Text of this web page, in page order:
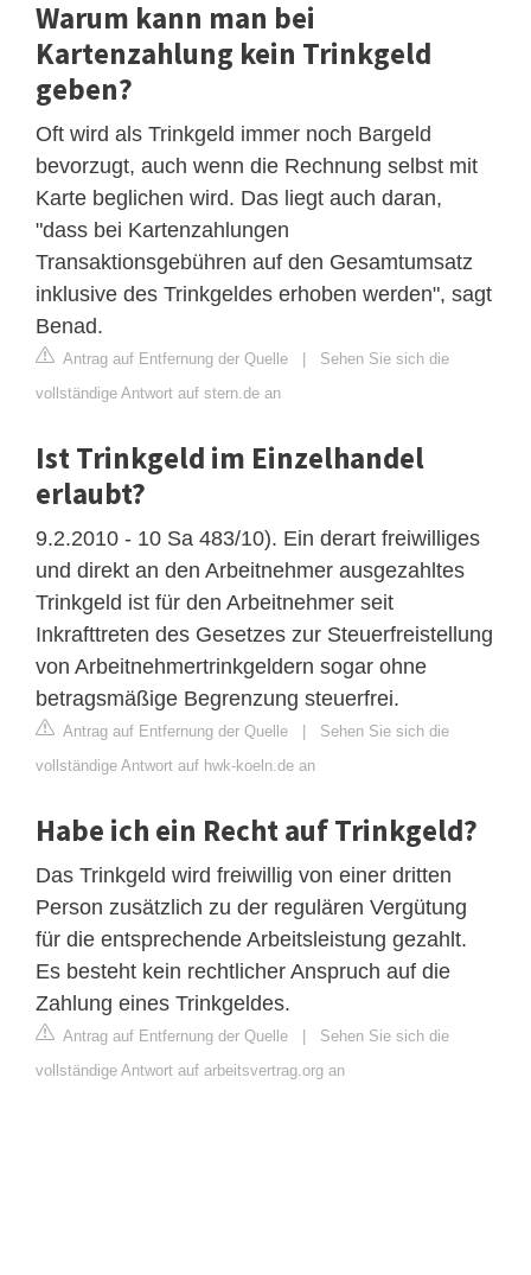
Warum kann man bei
Kartenzahlung kein Trinkgeld
geben?
Oft wird als Trinkgeld immer noch Bargeld
bevorzugt, auch wenn die Rechnung selbst mit
Karte beglichen wird. Das liegt auch daran,
"dass bei Kartenzahlungen
Transaktionsgebühren auf den Gesamtumsatz
inklusive des Trinkgeldes erhoben werden", sagt
Benad.
Antrag auf Entfernung der Quelle | Sehen Sie sich die
vollständige Antwort auf stern.de an
Ist Trinkgeld im Einzelhandel
erlaubt?
9.2.2010 - 10 Sa 483/10). Ein derart freiwilliges
und direkt an den Arbeitnehmer ausgezahltes
Trinkgeld ist für den Arbeitnehmer seit
Inkrafttreten des Gesetzes zur Steuerfreistellung
von Arbeitnehmertrinkgeldern sogar ohne
betragsmäßige Begrenzung steuerfrei.
Antrag auf Entfernung der Quelle | Sehen Sie sich die
vollständige Antwort auf hwk-koeln.de an
Habe ich ein Recht auf Trinkgeld?
Das Trinkgeld wird freiwillig von einer dritten
Person zusätzlich zu der regulären Vergütung
für die entsprechende Arbeitsleistung gezahlt.
Es besteht kein rechtlicher Anspruch auf die
Zahlung eines Trinkgeldes.
Antrag auf Entfernung der Quelle | Sehen Sie sich die
vollständige Antwort auf arbeitsvertrag.org an